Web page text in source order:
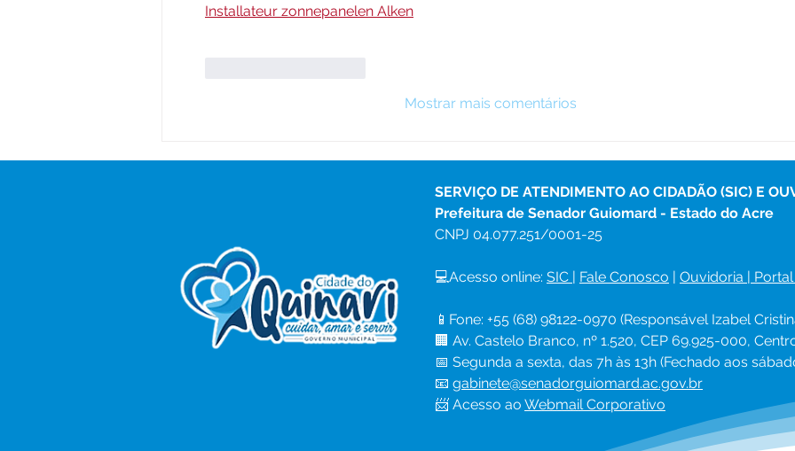
Installateur zonnepanelen Alken
Mostrar mais comentários
SERVIÇO DE ATENDIMENTO AO CIDADÃO (SIC) E
Prefeitura de Senador Guiomard - Estado do Acre
CNPJ 04.077.251/0001-25
💻Acesso online: SIC Fale Conosco Ouvidoria
📱Fone: +55 (68) 98122-0970 (Responsável Izabel
🏢 Av. Castelo Branco, nº 1.520, CEP 69.925-000,
📅 Segunda a sexta, das 7h às 13h (Fechado aos
📧 gabinete@senadorguiomard.ac.gov.br
📨 Acesso ao Webmail Corporativo